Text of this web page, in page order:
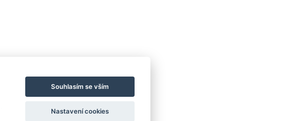
Souhlasím se vším
Nastavení cookies